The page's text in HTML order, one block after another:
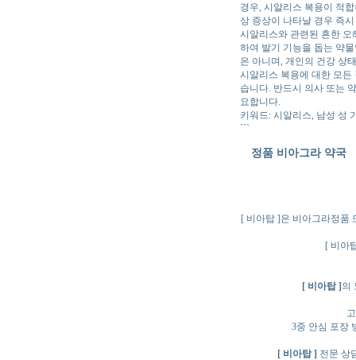
경우, 시알리스 복용이 적
상 증상이 나타날 경우 즉
시알리스와 관련된 흔한
하여 발기 기능을 돕는 약
은 아니며, 개인의 건강 상
시알리스 복용에 대한 모
습니다. 반드시 의사 또는
요합니다.
키워드: 시알리스, 남성 성
```
정품 비아그라 약국
[ 비아탑 ]은 비아그라정품
[ 비아
[ 비아탑 ]의
3중 안심 포장
[ 비아탑 ] 전문 상